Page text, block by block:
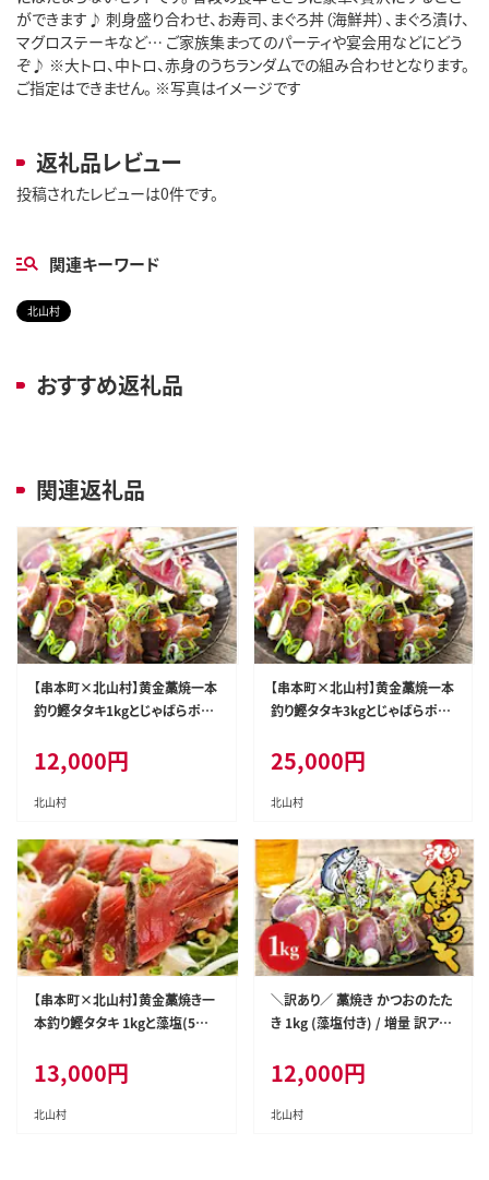
ができます♪ 刺身盛り合わせ、お寿司、まぐろ丼（海鮮丼）、まぐろ漬け、
マグロステーキなど… ご家族集まってのパーティや宴会用などにどう
ぞ♪ ※大トロ、中トロ、赤身のうちランダムでの組み合わせとなります。
ご指定はできません。 ※写真はイメージです
返礼品レビュー
投稿されたレビューは0件です。
関連キーワード
北山村
おすすめ返礼品
関連返礼品
【串本町×北山村】黄金藁焼一本
釣り鰹タタキ1kgとじゃばらポン
発送】 かつおのたたき カツオタ
タキ わら焼き【nks100C】
12,000円
北山村
【串本町×北山村】黄金藁焼一本
釣り鰹タタキ3kgとじゃばらポン
発送】 かつおのたたき カツオタ
タキ わら焼き【nks101】
25,000円
北山村
【串本町×北山村】黄金藁焼き一
本釣り鰹タタキ 1kgと藻塩(5パ
送】 かつおのたたき カツオタタ
キ わら焼き【nks102B】
13,000円
北山村
＼訳あり／ 藁焼き かつおのたた
き 1kg (藻塩付き) / 増量 訳アリ
鰹のたたき わら焼き 丼 刺身【nk
s103B】
12,000円
北山村